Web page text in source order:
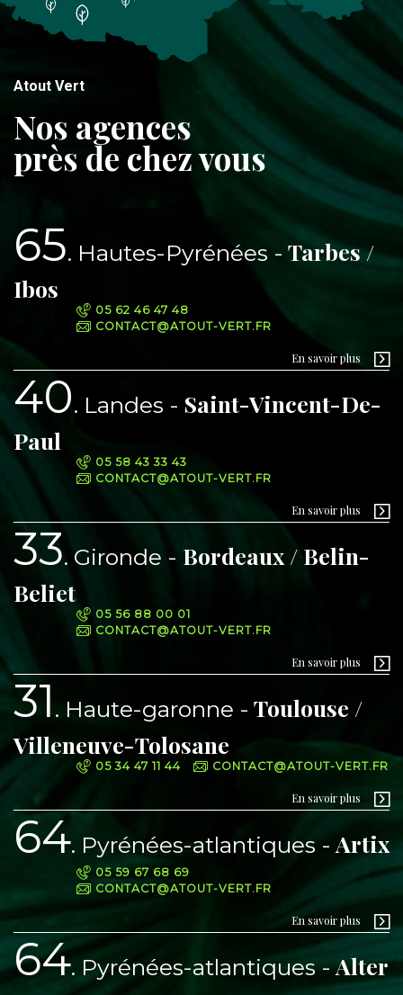
Atout Vert
Nos agences
près de chez vous
65 Hautes-Pyrénées
Tarbes /
Ibos
05 62 46 47 48
CONTACT@ATOUT-VERT.FR
En savoir plus
40 Landes
Saint-Vincent-De-
Paul
05 58 43 33 43
CONTACT@ATOUT-VERT.FR
En savoir plus
33 Gironde
Bordeaux / Belin-
Beliet
05 56 88 00 01
CONTACT@ATOUT-VERT.FR
En savoir plus
31 Haute-garonne
Toulouse /
Villeneuve-Tolosane
05 34 47 11 44 CONTACT@ATOUT-VERT.FR
En savoir plus
64 Pyrénées-atlantiques Artix
05 59 67 68 69
CONTACT@ATOUT-VERT.FR
En savoir plus
64 Pyrénées-atlantiques Alter